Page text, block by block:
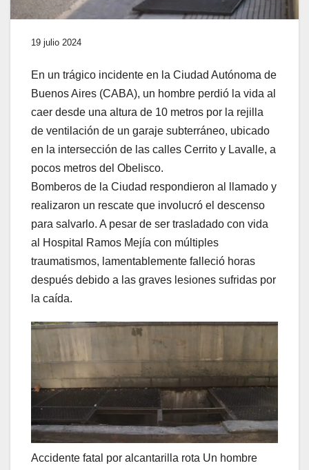
19 julio 2024
En un trágico incidente en la Ciudad Autónoma de
Buenos Aires (CABA), un hombre perdió la vida al
caer desde una altura de 10 metros por la rejilla
de ventilación de un garaje subterráneo, ubicado
en la intersección de las calles Cerrito y Lavalle, a
pocos metros del Obelisco.
Bomberos de la Ciudad respondieron al llamado y
realizaron un rescate que involucró el descenso
para salvarlo. A pesar de ser trasladado con vida
al Hospital Ramos Mejía con múltiples
traumatismos, lamentablemente falleció horas
después debido a las graves lesiones sufridas por
la caída.
Accidente fatal por alcantarilla rota Un hombre